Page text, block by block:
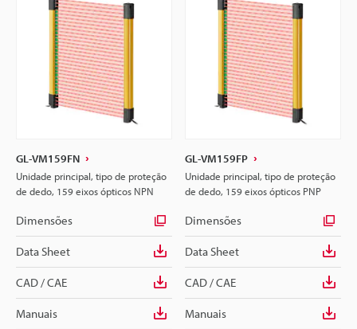
GL-VM159FN
Unidade principal, tipo de proteção
de dedo, 159 eixos ópticos NPN
Dimensões
Data Sheet
CAD / CAE
Manuais
GL-VM159FP
Unidade principal, tipo de proteção
de dedo, 159 eixos ópticos PNP
Dimensões
Data Sheet
CAD / CAE
Manuais